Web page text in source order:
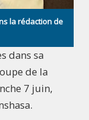
la rédaction de
dans sa
de la
7 juin,